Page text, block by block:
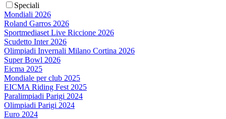
Speciali
Mondiali 2026
Roland Garros 2026
Sportmediaset Live Riccione 2026
Scudetto Inter 2026
Olimpiadi Invernali Milano Cortina 2026
Super Bowl 2026
Eicma 2025
Mondiale per club 2025
EICMA Riding Fest 2025
Paralimpiadi Parigi 2024
Olimpiadi Parigi 2024
Euro 2024